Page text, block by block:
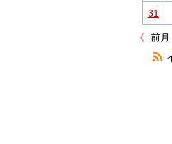
31
前月